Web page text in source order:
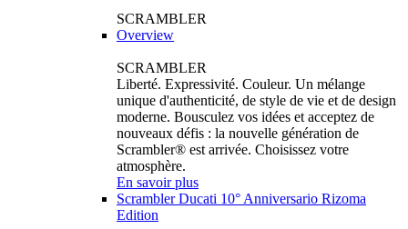
SCRAMBLER
Overview
SCRAMBLER
Liberté. Expressivité. Couleur. Un mélange
unique d'authenticité, de style de vie et de design
moderne. Bousculez vos idées et acceptez de
nouveaux défis : la nouvelle génération de
Scrambler® est arrivée. Choisissez votre
atmosphère.
En savoir plus
Scrambler Ducati 10° Anniversario Rizoma
Edition